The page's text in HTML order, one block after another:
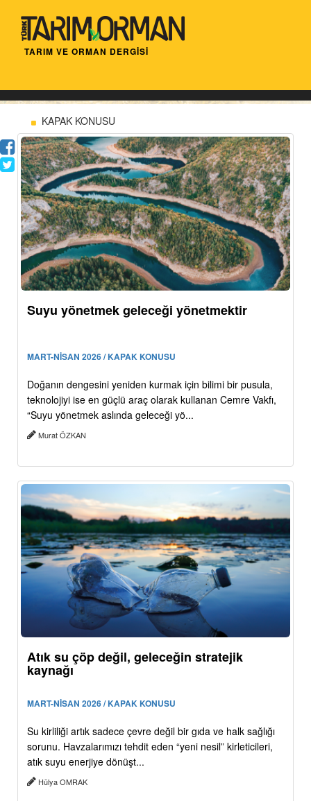
TARIM VE ORMAN DERGİSİ
KAPAK KONUSU
Suyu yönetmek geleceği yönetmektir
MART-NİSAN 2026 / KAPAK KONUSU
Doğanın dengesini yeniden kurmak için bilimi bir pusula,
teknolojiyi ise en güçlü araç olarak kullanan Cemre Vakfı,
“Suyu yönetmek aslında geleceği yö...
Murat ÖZKAN
Atık su çöp değil, geleceğin stratejik
kaynağı
MART-NİSAN 2026 / KAPAK KONUSU
Su kirliliği artık sadece çevre değil bir gıda ve halk sağlığı
sorunu. Havzalarımızı tehdit eden “yeni nesil” kirleticileri,
atık suyu enerjiye dönüşt...
Hülya OMRAK